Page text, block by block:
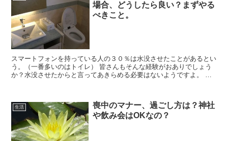
場合、どうしたら良い？まずやる
べきこと。
スマートフォンを持っている人の３０％は水没させたことがあるとい
う。（一番多いのはトイレ） 皆さんもそんな経験がおありでしょう
か？水没させたからと言ってあきらめる必要はないようですよ。 今
生活
喪中のマナー、過ごし方は？神社
や飲み会はOKなの？